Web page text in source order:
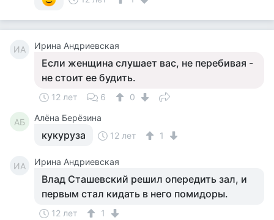
ИА Ирина Андриевская
Если женщина слушает вас, не перебивая -
не стоит ее будить.
12 лет 6 0
АБ Алёна Берёзина
кукуруза 12 лет 1
ИА Ирина Андриевская
Влад Сташевский решил опередить зал, и
первым стал кидать в него помидоры.
12 лет 1